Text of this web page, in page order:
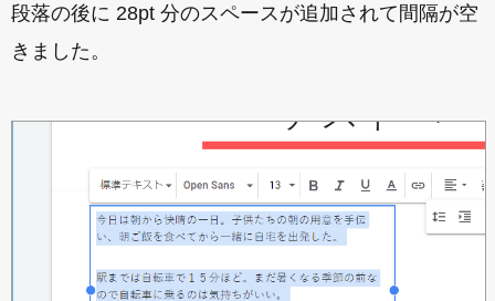
段落の後に 28pt 分のスペースが追加されて間隔が空
きました。